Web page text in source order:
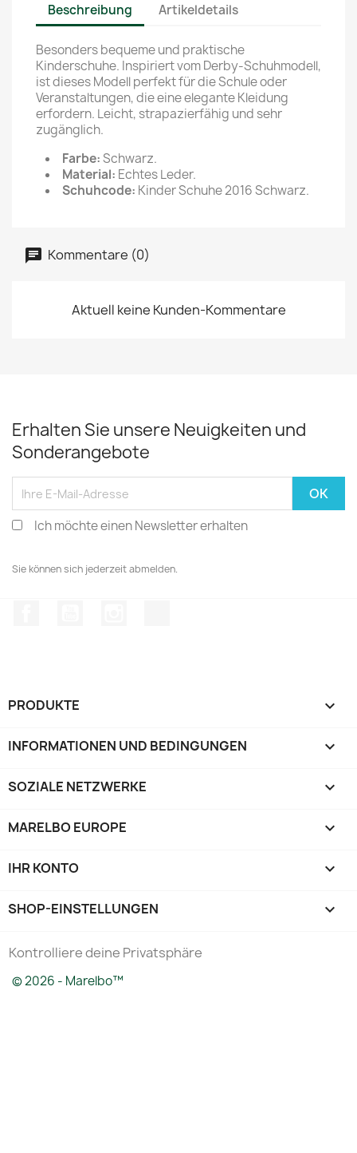
Beschreibung Artikeldetails
Besonders bequeme und praktische
Kinderschuhe. Inspiriert vom Derby-Schuhmodell,
ist dieses Modell perfekt für die Schule oder
Veranstaltungen, die eine elegante Kleidung
erfordern. Leicht, strapazierfähig und sehr
zugänglich.
Farbe:Schwarz.
Material: Echtes Leder.
Schuhcode: Kinder Schuhe 2016 Schwarz.
Kommentare (0)
Aktuell keine Kunden-Kommentare
Erhalten Sie unsere Neuigkeiten und
Sonderangebote
Ich möchte einen Newsletter erhalten
Sie können sich jederzeit abmelden.
PRODUKTE 
INFORMATIONEN UND BEDINGUNGEN 
SOZIALE NETZWERKE 
MARELBO EUROPE 
IHR KONTO 
SHOP-EINSTELLUNGEN keyboard_arrow_down
Kontrolliere deine Privatsphäre
© 2026 - Marelbo™